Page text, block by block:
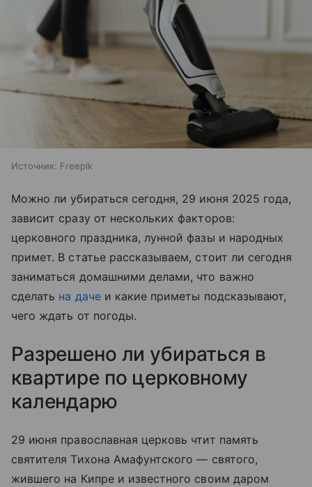
Источник: Freepik
Можно ли убираться сегодня, 29 июня 2025 года,
зависит сразу от нескольких факторов:
церковного праздника, лунной фазы и народных
примет. В статье рассказываем, стоит ли сегодня
заниматься домашними делами, что важно
сделать на дачеи какие приметы подсказывают,
чего ждать от погоды.
Разрешено ли убираться в
квартире по церковному
календарю
29 июня православная церковь чтит память
святителя Тихона Амафунтского — святого,
жившего на Кипре и известного своим даром